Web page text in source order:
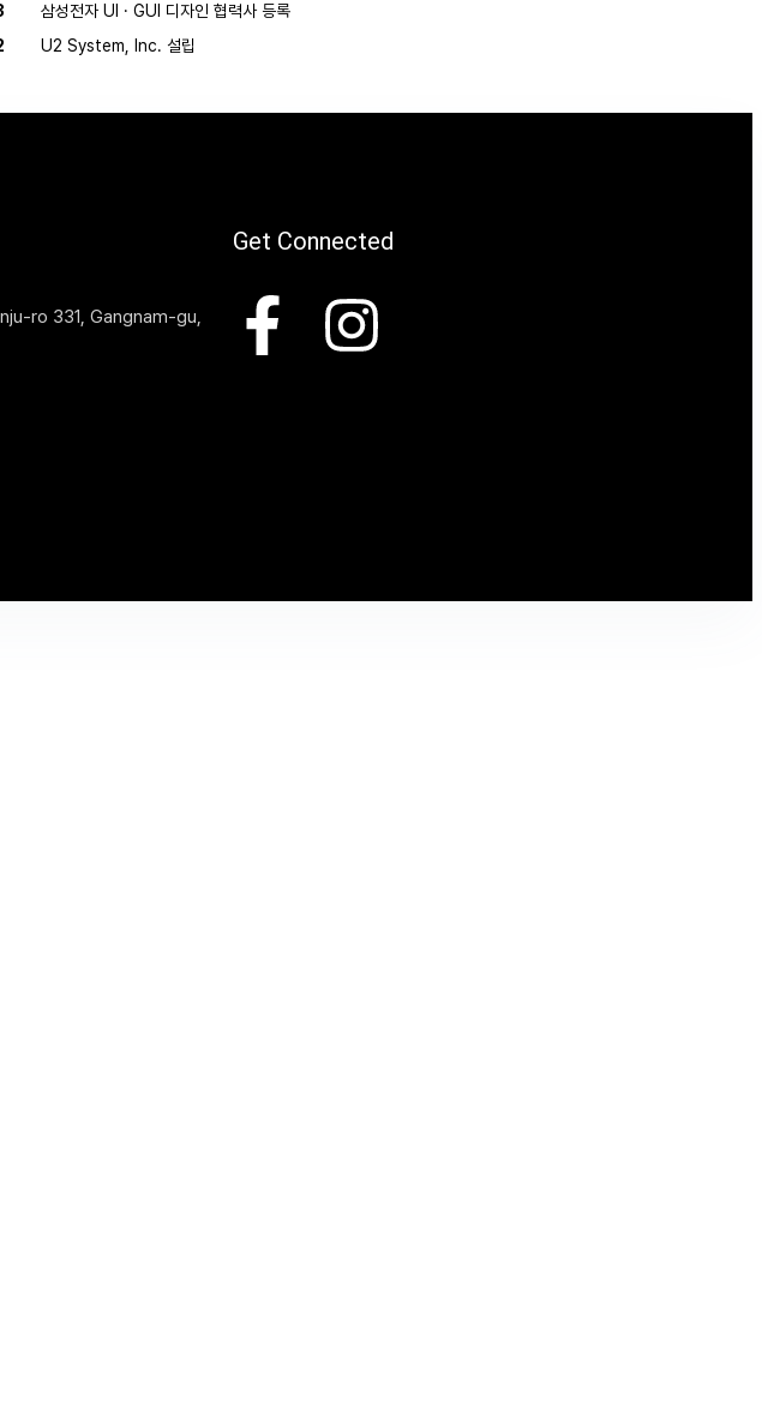
삼성전자 UI · GUI 디자인 협력사 등록
U2 System, Inc. 설립
ro 331, Gangnam-gu,
Get Connected